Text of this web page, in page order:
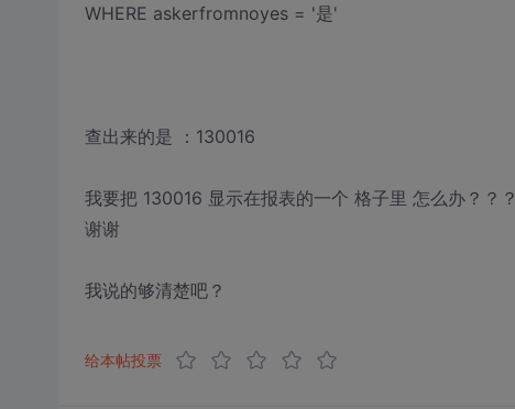
WHERE askerfromnoyes = '是'
查出来的是 ：130016
我要把 130016 显示在报表的一个 格子里 怎么办？？？
谢谢
我说的够清楚吧？
给本帖投票